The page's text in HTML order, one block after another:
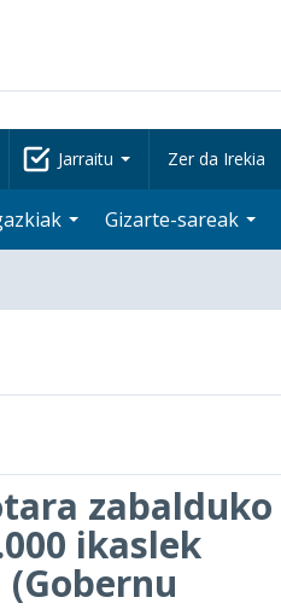
Jarraitu Zer da Irekia
Gizarte-sareak
zabalduko
ikaslek